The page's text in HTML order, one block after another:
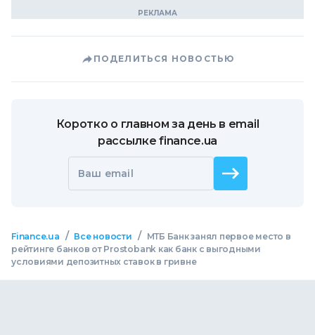
ПОДЕЛИТЬСЯ НОВОСТЬЮ
Коротко о главном за день в email
рассылке finance.ua
Ваш email
Finance.ua / Все новости /
МТБ Банк занял первое место в
рейтинге банков от Prostobank как банк с выгодными
условиями депозитных ставок в гривне